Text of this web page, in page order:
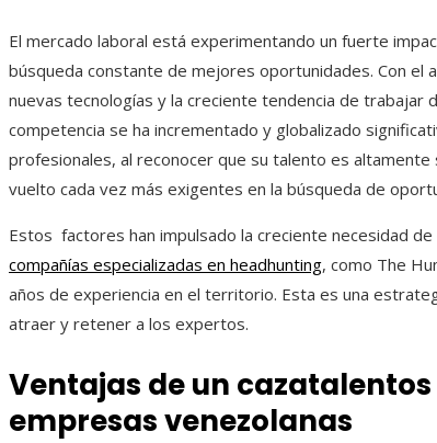
El mercado laboral está experimentando un fuerte
búsqueda constante de mejores oportunidades. Con el
nuevas tecnologías y la creciente tendencia de trabajar
competencia se ha incrementado y globalizado
profesionales, al reconocer que su talento es altamente
vuelto cada vez más exigentes en la búsqueda de
Estos factores han impulsado la creciente necesidad de
compañías especializadas en headhunting, como The
años de experiencia en el territorio. Esta es una
atraer y retener a los expertos.
Ventajas de un
empresas venezolanas